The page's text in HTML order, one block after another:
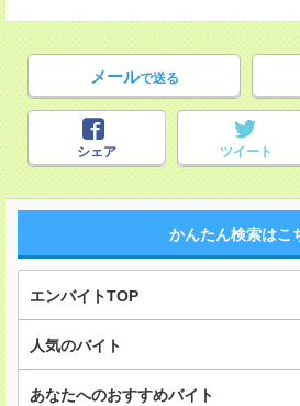
メールで送る
シェア ツイート
かんたん検索はこ
エンバイトTOP
人気のバイト
あなたへのおすすめバイト